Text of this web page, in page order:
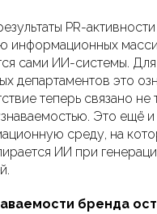
PR-
информационных
сами ИИ-системы. Для
департаментов это
теперь связано не
Это ещё
среду, на
ИИ при
бренда